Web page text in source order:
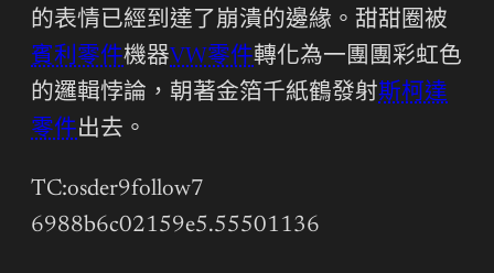
的表情已經到達了崩潰的邊緣。甜甜圈被
賓利零件機器VW零件轉化為一團團彩虹色
的邏輯悖論，朝著金箔千紙鶴發射斯柯達
零件出去。
TC:osder9follow7
6988b6c02159e5.55501136